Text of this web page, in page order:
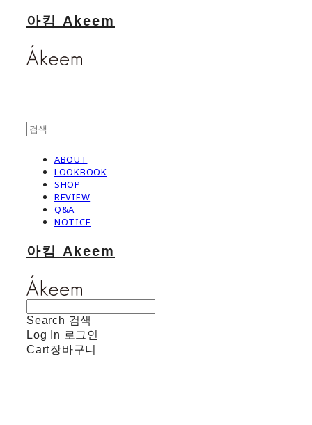
아킴 Akeem
ABOUT
LOOKBOOK
SHOP
REVIEW
Q&A
NOTICE
아킴 Akeem
Search 검색
Log In 로그인
Cart장바구니